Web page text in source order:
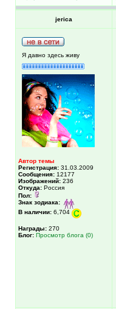
jerica
Я давно здесь живу
Автор темы
Регистрация: 31.03.2009
Сообщения: 12177
Изображений: 236
Откуда: Россия
Пол:
Знак зодиака:
В наличии: 6,704
Награды: 270
Блог: Просмотр блога (0)